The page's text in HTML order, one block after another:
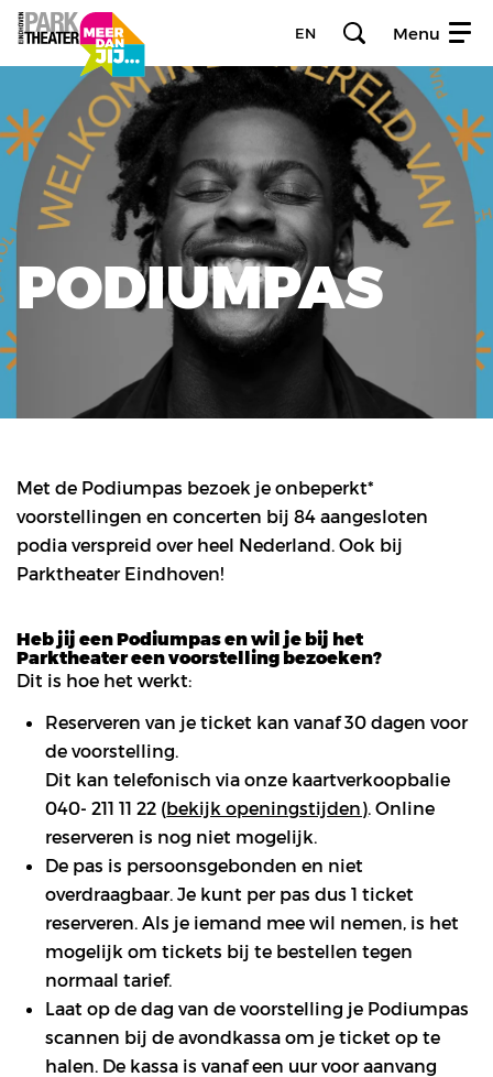
EN Menu
PODIUMPAS
Met de Podiumpas bezoek je onbeperkt*
voorstellingen en concerten bij 84 aangesloten
podia verspreid over heel Nederland. Ook bij
Parktheater Eindhoven!
Heb jij een Podiumpas en wil je bij het
Parktheater een voorstelling bezoeken?
Dit is hoe het werkt:
Reserveren van je ticket kan vanaf 30 dagen voor
de voorstelling.
Dit kan telefonisch via onze kaartverkoopbalie
040- 211 11 22 (bekijk openingstijden) . Online
reserveren is nog niet mogelijk.
De pas is persoonsgebonden en niet
overdraagbaar. Je kunt per pas dus 1 ticket
reserveren. Als je iemand mee wil nemen, is het
mogelijk om tickets bij te bestellen tegen
normaal tarief.
Laat op de dag van de voorstelling je Podiumpas
scannen bij de avondkassa om je ticket op te
halen. De kassa is vanaf een uur voor aanvang